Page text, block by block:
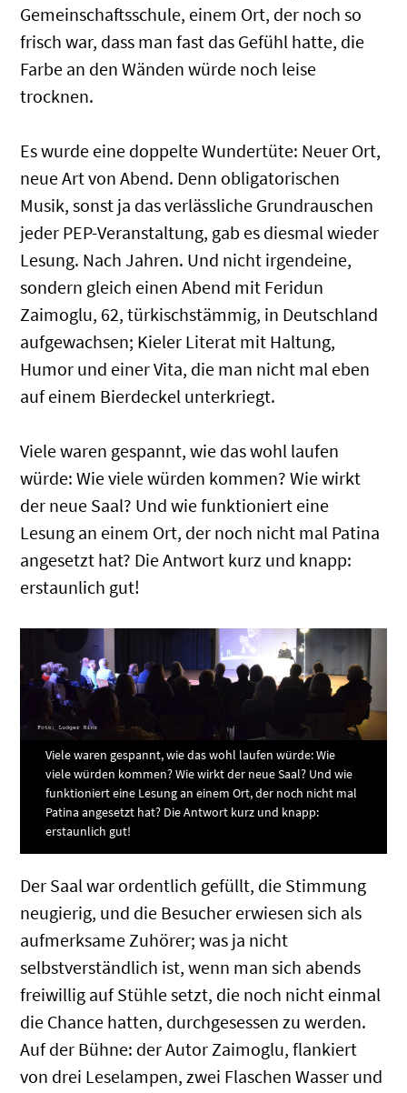
Gemeinschaftsschule, einem Ort, der noch so
frisch war, dass man fast das Gefühl hatte, die
Farbe an den Wänden würde noch leise
trocknen.
Es wurde eine doppelte Wundertüte: Neuer Ort,
neue Art von Abend. Denn obligatorischen
Musik, sonst ja das verlässliche Grundrauschen
jeder PEP-Veranstaltung, gab es diesmal wieder
Lesung. Nach Jahren. Und nicht irgendeine,
sondern gleich einen Abend mit Feridun
Zaimoglu, 62, türkischstämmig, in Deutschland
aufgewachsen; Kieler Literat mit Haltung,
Humor und einer Vita, die man nicht mal eben
auf einem Bierdeckel unterkriegt.
Viele waren gespannt, wie das wohl laufen
würde: Wie viele würden kommen? Wie wirkt
der neue Saal? Und wie funktioniert eine
Lesung an einem Ort, der noch nicht mal Patina
angesetzt hat? Die Antwort kurz und knapp:
erstaunlich gut!
Viele waren gespannt, wie das wohl laufen würde: Wie
viele würden kommen? Wie wirkt der neue Saal? Und wie
funktioniert eine Lesung an einem Ort, der noch nicht mal
Patina angesetzt hat? Die Antwort kurz und knapp:
erstaunlich gut!
Der Saal war ordentlich gefüllt, die Stimmung
neugierig, und die Besucher erwiesen sich als
aufmerksame Zuhörer; was ja nicht
selbstverständlich ist, wenn man sich abends
freiwillig auf Stühle setzt, die noch nicht einmal
die Chance hatten, durchgesessen zu werden.
Auf der Bühne: der Autor Zaimoglu, flankiert
von drei Leselampen, zwei Flaschen Wasser und